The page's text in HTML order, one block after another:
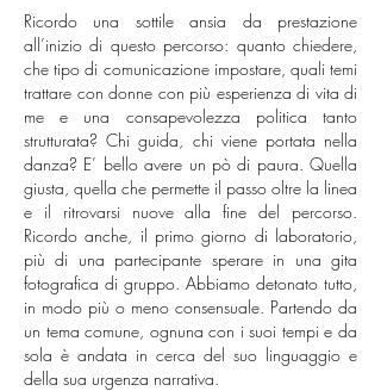
Ricordo una sottile ansia da prestazione
all’inizio di questo percorso: quanto chiedere,
che tipo di comunicazione impostare, quali temi
trattare con donne con più esperienza di vita di
me e una consapevolezza politica tanto
strutturata? Chi guida, chi viene portata nella
danza? E’ bello avere un pò di paura. Quella
giusta, quella che permette il passo oltre la linea
e il ritrovarsi nuove alla fine del percorso.
Ricordo anche, il primo giorno di laboratorio,
più di una partecipante sperare in una gita
fotografica di gruppo. Abbiamo detonato tutto,
in modo più o meno consensuale. Partendo da
un tema comune, ognuna con i suoi tempi e da
sola è andata in cerca del suo linguaggio e
della sua urgenza narrativa.